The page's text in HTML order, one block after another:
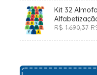
era:
Kit 32
R$ 1.690,37 O